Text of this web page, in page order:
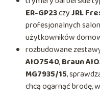
ER-GP23czyJRL
profesjonalnych
użytkowników
rozbudowane
AIO7540,Braun
MG7935/15,
chcą ogarnąć brodę,